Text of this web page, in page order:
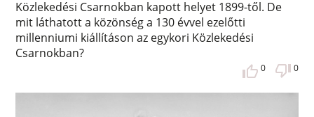
Közlekedési Csarnokban kapott helyet 1899-től. De
mit láthatott a közönség a 130 évvel ezelőtti
millenniumi kiállításon az egykori Közlekedési
Csarnokban?
0 0